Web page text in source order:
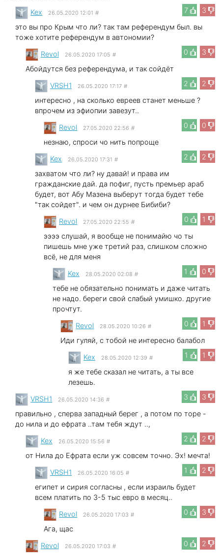
7
3
Kex 26.05.2020 12:01 #
это вы про Крым что ли? так там референдум был. вы
тоже хотите референдум в автономии?
0
3
Revol 26.05.2020 17:05 #
Абойдутся без референдума, и так сойдёт
2
2
VRSH1 26.05.2020 17:17 #
интересно , на сколько евреев станет меньше ?
впрочем из эфиопии завезут..
0
0
Revol 27.05.2020 22:56 #
незнаю, спроси чо нить попроще
2
2
Kex 26.05.2020 17:31 #
захватом что ли? ну давай! и права им
гражданские дай. да пофиг, пусть премьер араб
будет, вот Абу Мазена выберут тогда будет тебе
"так сойдет". и чем он дурнее Бибиби?
0
1
Revol 27.05.2020 22:55 #
ээээ слушай, я вообще не понимайю чо ты
пишешь мне уже третий раз, слишком сложно
всё, не для меня
1
0
Kex 28.05.2020 02:08 #
тебе не обязательно понимать и даже читать
не надо. береги свой слабый умишко. другие
прочтут.
0
1
Revol 28.05.2020 10:26 #
Иди гуляй, с тобой не интересно балабол
1
1
Kex 28.05.2020 12:39 #
я же тебе сказал не читать, а ты все
лезешь.
3
3
VRSH1 26.05.2020 14:36 #
правильно , сперва западный берег , а потом по торе -
до нила и до ефрата ..там тебя ждут ..,
2
2
Kex 26.05.2020 15:56 #
от Нила до Ефрата если уж совсем точно. Эх! мечта!
1
2
VRSH1 26.05.2020 16:05 #
египет и сирия согласны , если израиль будет
всем платить по 3-5 тыс евро в месяц..
0
3
Revol 26.05.2020 17:03 #
Ага, щас
0
2
Revol 26.05.2020 17:03 #